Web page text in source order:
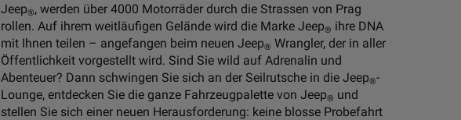
Jeep®, werden über 4000 Motorräder durch die Strassen von Prag
rollen. Auf ihrem weitläufigen Gelände wird die Marke Jeep® ihre DNA
mit Ihnen teilen – angefangen beim neuen Jeep® Wrangler, der in aller
Öffentlichkeit vorgestellt wird. Sind Sie wild auf Adrenalin und
Abenteuer? Dann schwingen Sie sich an der Seilrutsche in die Jeep®-
Lounge, entdecken Sie die ganze Fahrzeugpalette von Jeep® und
stellen Sie sich einer neuen Herausforderung: keine blosse Probefahrt